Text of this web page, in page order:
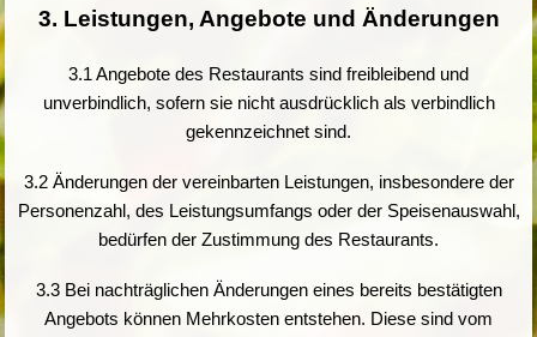
3. Leistungen, Angebote und Änderungen
3.1 Angebote des Restaurants sind freibleibend und
unverbindlich, sofern sie nicht ausdrücklich als verbindlich
gekennzeichnet sind.
3.2 Änderungen der vereinbarten Leistungen, insbesondere der
Personenzahl, des Leistungsumfangs oder der Speisenauswahl,
bedürfen der Zustimmung des Restaurants.
3.3 Bei nachträglichen Änderungen eines bereits bestätigten
Angebots können Mehrkosten entstehen. Diese sind vom